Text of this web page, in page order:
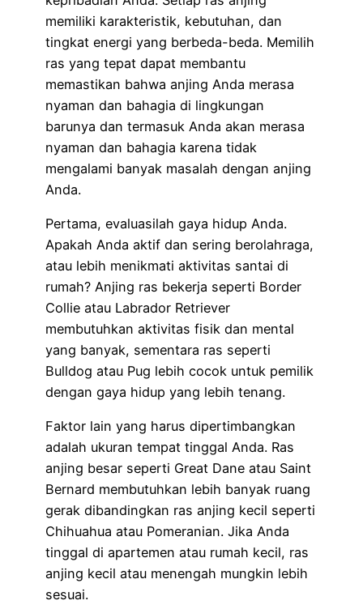
memiliki karakteristik, kebutuhan, dan
tingkat energi yang berbeda-beda. Memilih
ras yang tepat dapat membantu
memastikan bahwa anjing Anda merasa
nyaman dan bahagia di lingkungan
barunya dan termasuk Anda akan merasa
nyaman dan bahagia karena tidak
mengalami banyak masalah dengan anjing
Anda.
Pertama, evaluasilah gaya hidup Anda.
Apakah Anda aktif dan sering berolahraga,
atau lebih menikmati aktivitas santai di
rumah? Anjing ras bekerja seperti Border
Collie atau Labrador Retriever
membutuhkan aktivitas fisik dan mental
yang banyak, sementara ras seperti
Bulldog atau Pug lebih cocok untuk pemilik
dengan gaya hidup yang lebih tenang.
Faktor lain yang harus dipertimbangkan
adalah ukuran tempat tinggal Anda. Ras
anjing besar seperti Great Dane atau Saint
Bernard membutuhkan lebih banyak ruang
gerak dibandingkan ras anjing kecil seperti
Chihuahua atau Pomeranian. Jika Anda
tinggal di apartemen atau rumah kecil, ras
anjing kecil atau menengah mungkin lebih
sesuai.